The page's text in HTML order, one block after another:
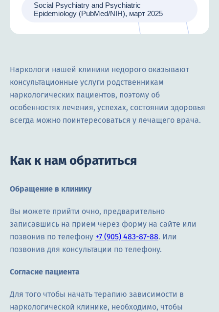
Social Psychiatry and Psychiatric
Epidemiology (PubMed/NIH), март 2025
Наркологи нашей клиники недорого оказывают
консультационные услуги родственникам
наркологических пациентов, поэтому об
особенностях лечения, успехах, состоянии здоровья
всегда можно поинтересоваться у лечащего врача.
Как к нам обратиться
Обращение в клинику
Вы можете прийти очно, предварительно
записавшись на прием через форму на сайте или
позвонив по телефону +7 (905) 483-87-88. Или
позвонив для консультации по телефону.
Согласие пациента
Для того чтобы начать терапию зависимости в
наркологической клинике, необходимо, чтобы